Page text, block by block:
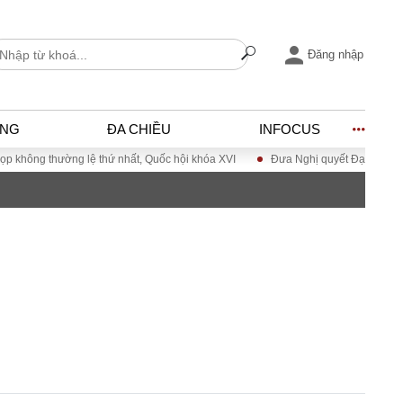
Đăng nhập
ĐA CHIỀU INFOCUS
thứ nhất, Quốc hội khóa XVI Đưa Nghị quyết Đại hội Đảng XIV vào cuộc